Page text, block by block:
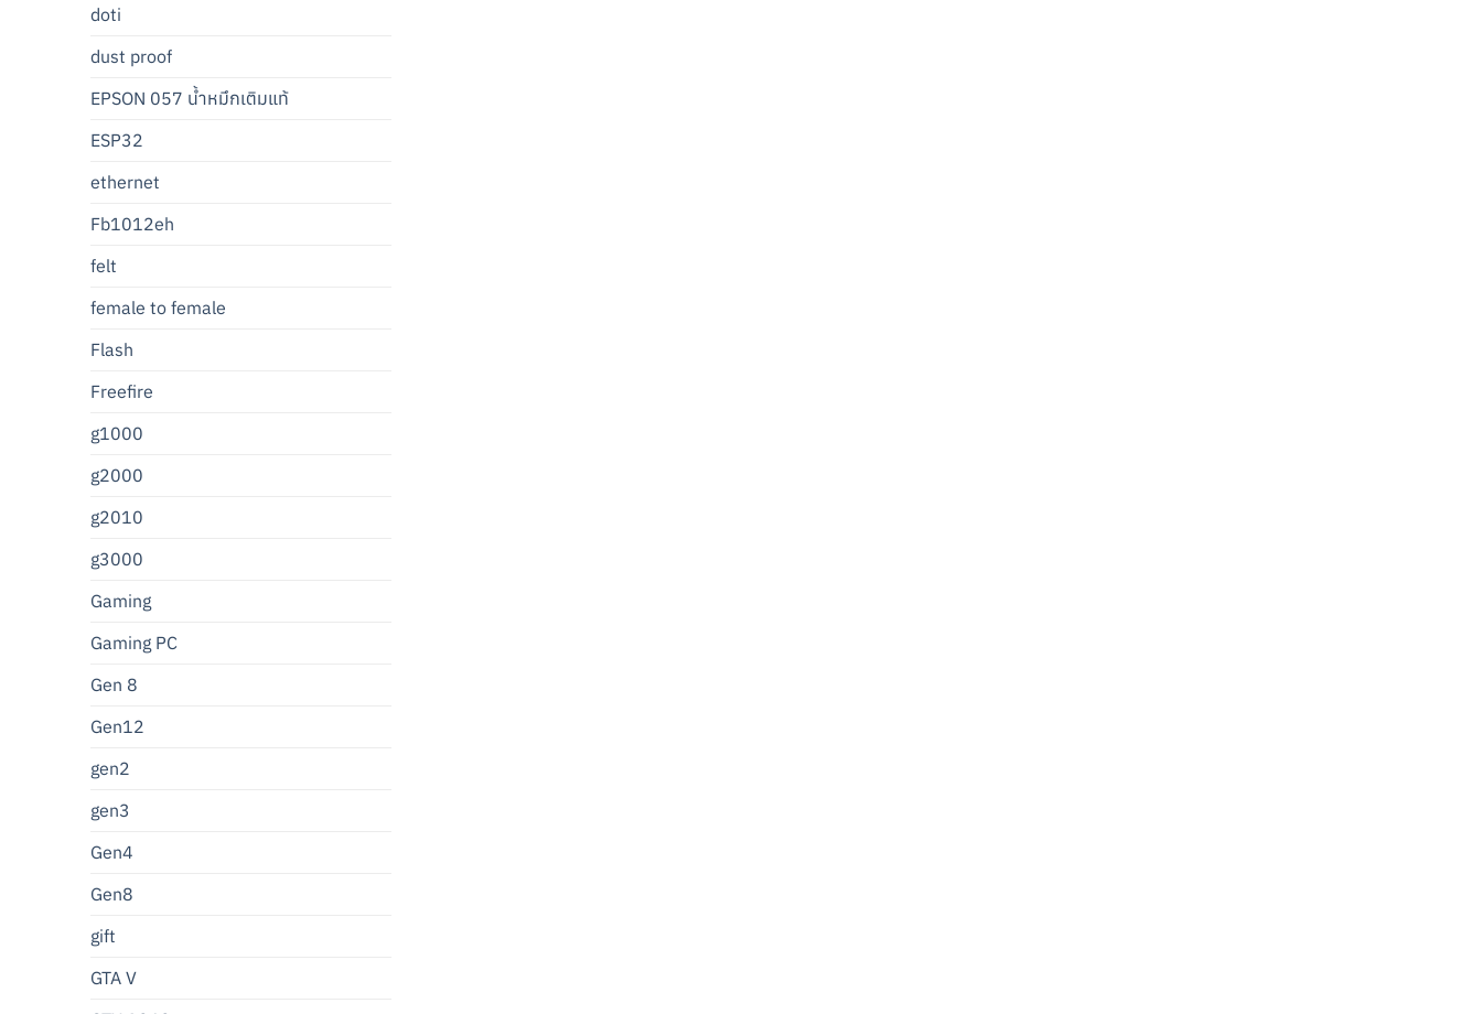
doti
dust proof
EPSON 057 น้ำหมึกเติมแท้
ESP32
ethernet
Fb1012eh
felt
female to female
Flash
Freefire
g1000
g2000
g2010
g3000
Gaming
Gaming PC
Gen 8
Gen12
gen2
gen3
Gen4
Gen8
gift
GTA V